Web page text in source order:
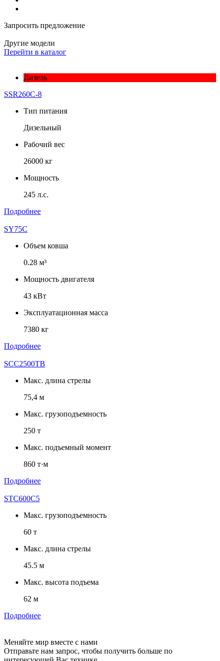
Запросить предложение
Другие модели
Перейти в каталог
Дизель
SSR260C-8
Тип питания
Дизельный
Рабочий вес
26000 кг
Мощность
245 л.с.
Подробнее
SY75C
Объем ковша
0.28 м³
Мощность двигателя
43 кВт
Эксплуатационная масса
7380 кг
Подробнее
SCC2500TB
Макс. длина стрелы
75,4 м
Макс. грузоподъемность
250 т
Макс. подъемный момент
860 т·м
Подробнее
STC600C5
Макс. грузоподъемность
60 т
Макс. длина стрелы
45.5 м
Макс. высота подъема
62 м
Подробнее
Меняйте мир вместе с нами
Отправьте нам запрос, чтобы получить больше по